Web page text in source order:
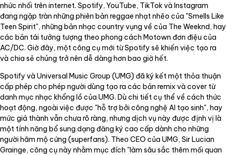
nhức nhối trên internet. Spotify, YouTube, TikTok và Instagram
đang ngập tràn những phiên bản reggae nhạt nhẽo của "Smells Like
Teen Spirit", những bản nhạc country vụng về của The Weeknd, hay
các bản tái tưởng tượng theo phong cách Motown đơn điệu của
AC/DC. Giờ đây, một công cụ mới từ Spotify sẽ khiến việc tạo ra
và chia sẻ chúng trở nên dễ dàng hơn bao giờ hết.
Spotify và Universal Music Group (UMG) đã ký kết một thỏa thuận
cấp phép cho phép người dùng tạo ra các bản remix và cover từ
danh mục nhạc khổng lồ của UMG. Dù chi tiết cụ thể về cách thức
hoạt động, ngoài việc được "hỗ trợ bởi công nghệ AI tạo sinh", hay
mức giá thành vẫn chưa rõ ràng, nhưng dịch vụ này được định vị là
một tính năng bổ sung dạng đăng ký cao cấp dành cho những
người hâm mộ cứng (superfans). Theo CEO của UMG, Sir Lucian
Grainge, công cụ này nhằm mục đích "làm sâu sắc thêm mối quan